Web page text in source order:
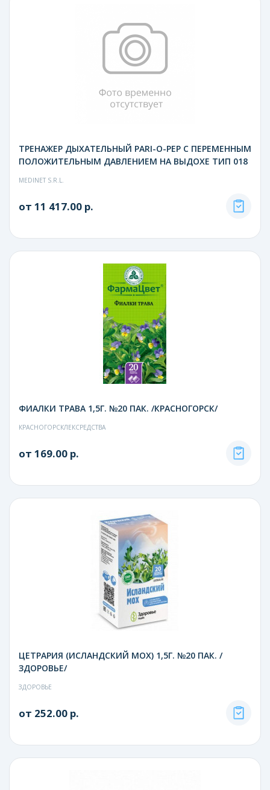
ТРЕНАЖЕР ДЫХАТЕЛЬНЫЙ PARI-O-PEP С ПЕРЕМЕННЫМ
ПОЛОЖИТЕЛЬНЫМ ДАВЛЕНИЕМ НА ВЫДОХЕ ТИП 018
MEDINET S.R.L.
от 11 417.00 р.
ФИАЛКИ ТРАВА 1,5Г. №20 ПАК. /КРАСНОГОРСК/
КРАСНОГОРСКЛЕКСРЕДСТВА
от 169.00 р.
ЦЕТРАРИЯ (ИСЛАНДСКИЙ МОХ) 1,5Г. №20 ПАК. /
ЗДОРОВЬЕ/
ЗДОРОВЬЕ
от 252.00 р.